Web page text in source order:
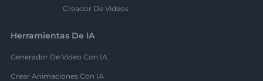
Creador De Videos
Herramientas De IA
Generador De Video Con IA
Crear Animaciones Con IA